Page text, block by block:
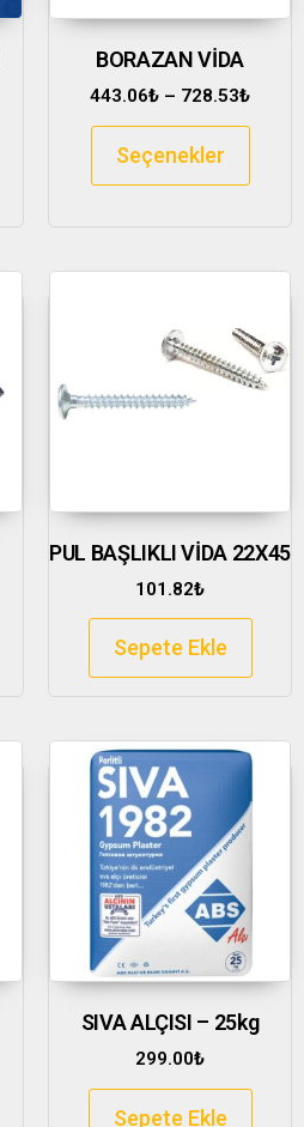
BORAZAN VİDA
443.06₺ – 728.53₺
Seçenekler
PUL BAŞLIKLI VİDA 22X45
101.82₺
Sepete Ekle
SIVA ALÇISI – 25kg
299.00₺
Sepete Ekle